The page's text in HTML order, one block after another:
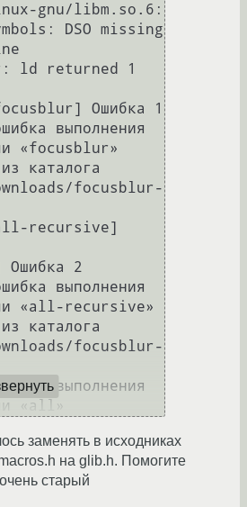
gnu/libm.so.6:
DSO missing
Ошибка 1
выполнения
«focusblur»
каталога
focusblur-
recursive]
2
выполнения
«all-recursive»
каталога
focusblur-
выполнения
заменять в исходниках
на glib.h. Помогите
старый